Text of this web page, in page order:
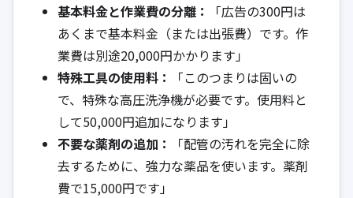
基本料金と作業費の分離：
「広告の300円は
あくまで基本料金（または出張費）です。作
業費は別途20,000円かかります」
特殊工具の使用料：
「このつまりは固いの
で、特殊な高圧洗浄機が必要です。使用料と
して50,000円追加になります」
不要な薬剤の追加：
「配管の汚れを完全に除
去するために、強力な薬品を使います。薬剤
費で15,000円です」